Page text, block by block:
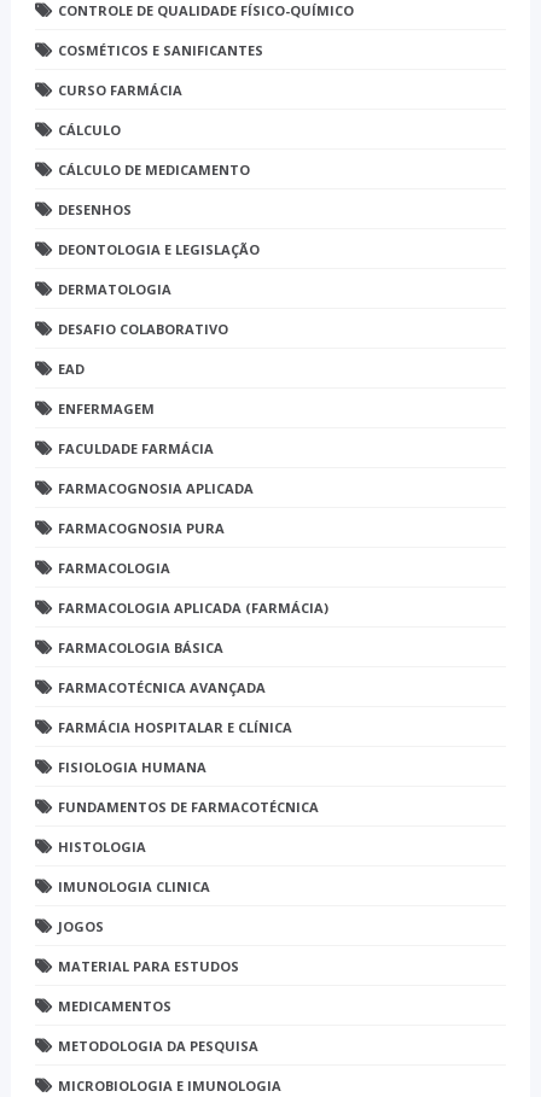
CONTROLE DE QUALIDADE FÍSICO-QUÍMICO
COSMÉTICOS E SANIFICANTES
CURSO FARMÁCIA
CÁLCULO
CÁLCULO DE MEDICAMENTO
DESENHOS
DEONTOLOGIA E LEGISLAÇÃO
DERMATOLOGIA
DESAFIO COLABORATIVO
EAD
ENFERMAGEM
FACULDADE FARMÁCIA
FARMACOGNOSIA APLICADA
FARMACOGNOSIA PURA
FARMACOLOGIA
FARMACOLOGIA APLICADA (FARMÁCIA)
FARMACOLOGIA BÁSICA
FARMACOTÉCNICA AVANÇADA
FARMÁCIA HOSPITALAR E CLÍNICA
FISIOLOGIA HUMANA
FUNDAMENTOS DE FARMACOTÉCNICA
HISTOLOGIA
IMUNOLOGIA CLINICA
JOGOS
MATERIAL PARA ESTUDOS
MEDICAMENTOS
METODOLOGIA DA PESQUISA
MICROBIOLOGIA E IMUNOLOGIA